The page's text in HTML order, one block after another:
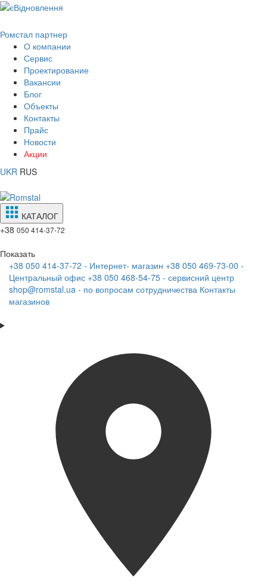
Ромстал партнер
О компании
Сервис
Проектирование
Вакансии
Блог
Объекты
Контакты
Прайс
Новости
Акции
UKR RUS
КАТАЛОГ
+38 050 414-37-72
Показать
+38 050 414-37-72 - Интернет- магазин +38 050 469-73-00 -
Центральный офис +38 050 468-54-75 - сервисний центр
shop@romstal.ua - по вопросам сотрудничества Контакты
магазинов